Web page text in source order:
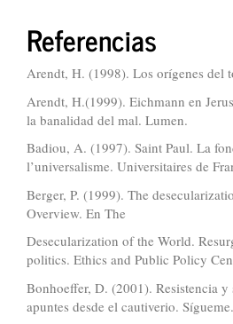
Referencias
Arendt, H. (1998). Los orígenes del
Arendt, H.(1999). Eichmann en
la banalidad del mal. Lumen.
Badiou, A. (1997). Saint Paul. La
l’universalisme. Universitaires de
Berger, P. (1999). The
Overview. En The
Desecularization of the World.
politics. Ethics and Public Policy
Bonhoeffer, D. (2001). Resistencia y
apuntes desde el cautiverio. Sígueme.